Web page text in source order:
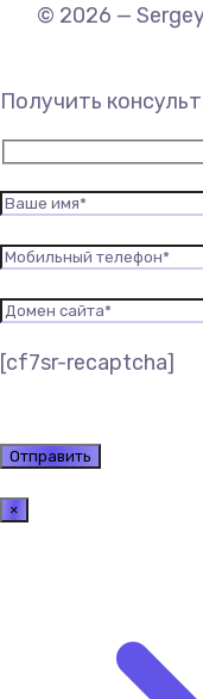
© 2026 —
Получить
[cf7sr-recaptcha]
×